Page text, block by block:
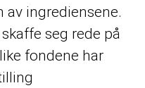
av ingrediensene.
seg rede på
fondene har